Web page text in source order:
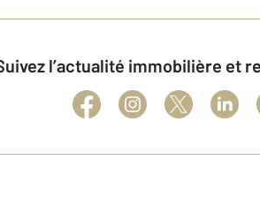
Suivez l’actualité immobilière et